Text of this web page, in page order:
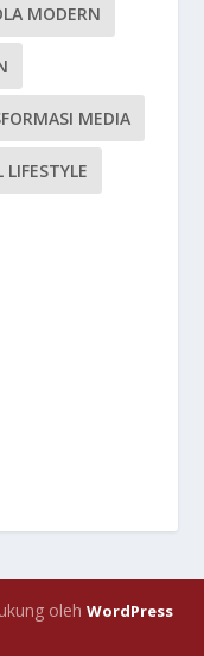
MODERN
MEDIA
oleh WordPress